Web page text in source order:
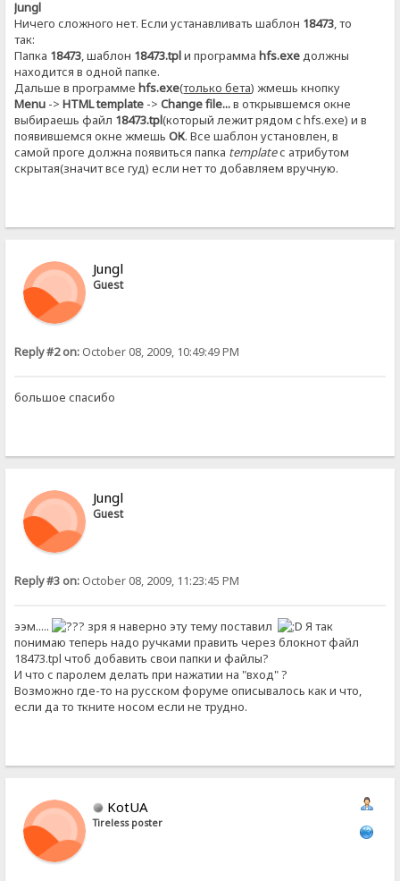
Jungl
Ничего сложного нет. Если устанавливать шаблон 18473, то
так:
Папка 18473, шаблон 18473.tplи программаhfs.exeдолжны
находится в одной папке.
Дальше в программеhfs.exe(только бета) жмешь кнопку
Menu ->HTML template ->Change file...в открывшемся окне
выбираешь файл 18473.tpl(который лежит рядом c hfs.exe) и в
появившемся окне жмешьОК. Все шаблон установлен, в
самой проге должна появиться папка templateс атрибутом
скрытая(значит все гуд) если нет то добавляем вручную.
Jungl
Guest
Reply #2 on: October 08, 2009, 10:49:49 PM
большое спасибо
Jungl
Guest
Reply #3 on: October 08, 2009, 11:23:45 PM
ээм..... зря я наверно эту тему поставил
Я так
понимаю теперь надо ручками править через блокнот файл
18473.tpl чтоб добавить свои папки и файлы?
И что с паролем делать при нажатии на "вход" ?
Возможно где-то на русском форуме описывалось как и что,
если да то ткните носом если не трудно.
KotUA
Tireless poster